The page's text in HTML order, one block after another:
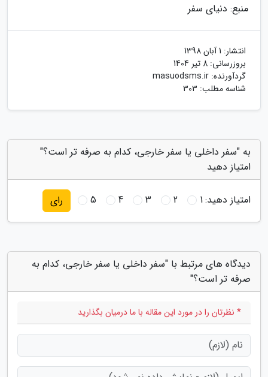
منبع: دنیای سفر
انتشار: 1 آبان 1398
بروزرسانی: 8 تیر 1404
گردآورنده: masuodsms.ir
شناسه مطلب: 303
به "سفر داخلی یا سفر خارجی، کدام به صرفه تر است؟"
امتیاز دهید
امتیاز دهید:1
2
3
4
5 رای
دیدگاه های مرتبط با "سفر داخلی یا سفر خارجی، کدام به
صرفه تر است؟"
* نظرتان را در مورد این مقاله با ما درمیان بگذارید